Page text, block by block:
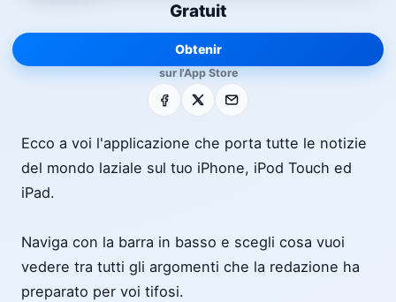
Gratuit
Obtenir
sur l'App Store
Facebook E-mail
Ecco a voi l'applicazione che porta tutte le notizie
del mondo laziale sul tuo iPhone, iPod Touch ed
iPad.
Naviga con la barra in basso e scegli cosa vuoi
vedere tra tutti gli argomenti che la redazione ha
preparato per voi tifosi.